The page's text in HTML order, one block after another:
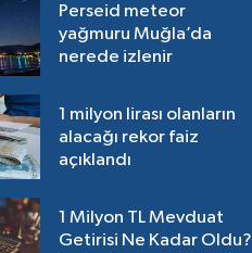
Perseid meteor
yağmuru Muğla’da
nerede izlenir
1 milyon lirası olanların
alacağı rekor faiz
açıklandı
1 Milyon TL Mevduat
Getirisi Ne Kadar Oldu?